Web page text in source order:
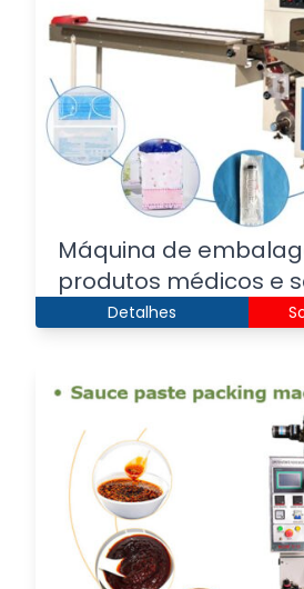
Máquina de
produtos médicos e
Detalhes